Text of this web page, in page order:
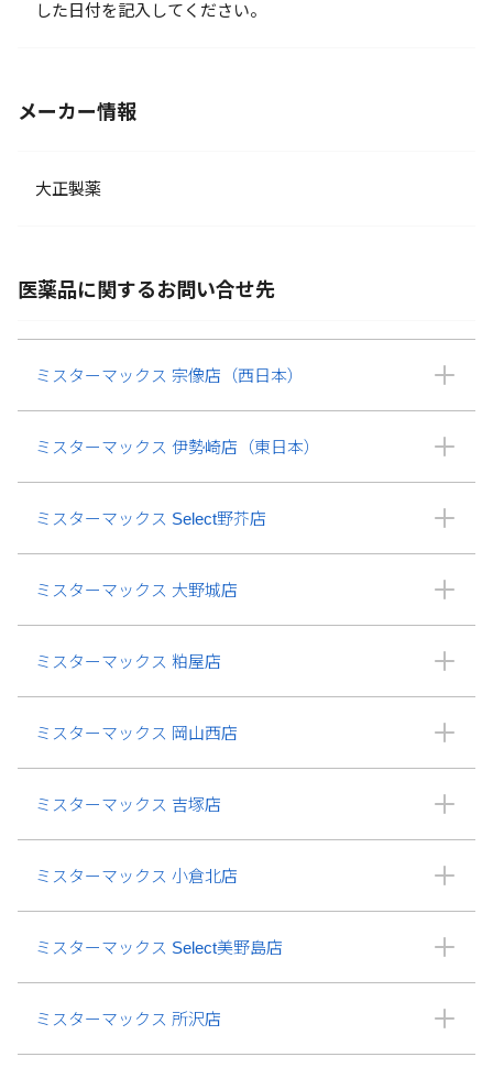
した日付を記入してください。
メーカー情報
大正製薬
医薬品に関するお問い合せ先
ミスターマックス 宗像店（西日本）
ミスターマックス 伊勢崎店（東日本）
ミスターマックス Select野芥店
ミスターマックス 大野城店
ミスターマックス 粕屋店
ミスターマックス 岡山西店
ミスターマックス 吉塚店
ミスターマックス 小倉北店
ミスターマックス Select美野島店
ミスターマックス 所沢店